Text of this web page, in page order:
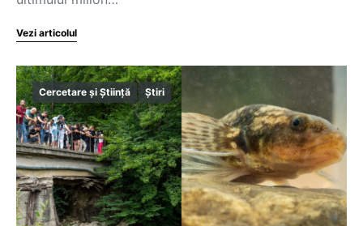
Vezi articolul
Cercetare și Știință Știri